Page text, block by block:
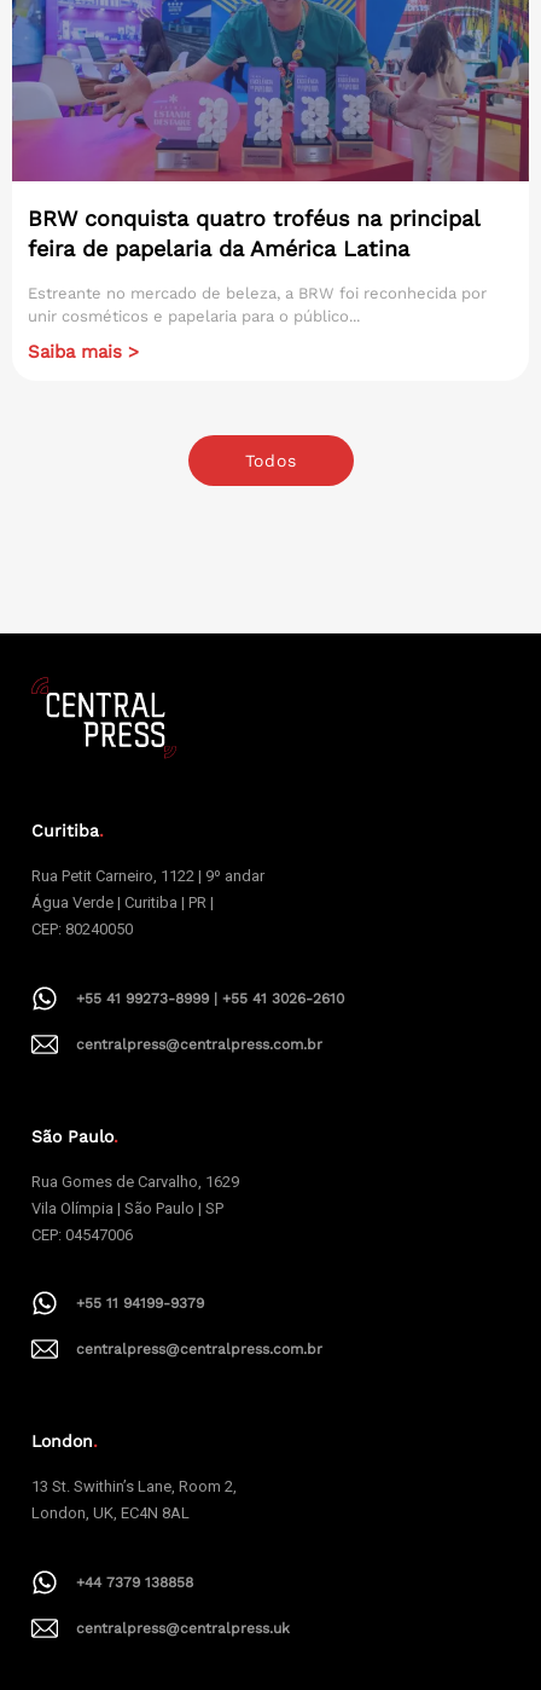
BRW conquista quatro troféus na principal
feira de papelaria da América Latina
Estreante no mercado de beleza, a BRW foi reconhecida por
unir cosméticos e papelaria para o público...
Saiba mais >
Todos
Curitiba.
Rua Petit Carneiro, 1122 | 9º andar
Água Verde | Curitiba | PR |
CEP: 80240050
+55 41 99273-8999 | +55 41 3026-2610
centralpress@centralpress.com.br
São Paulo.
Rua Gomes de Carvalho, 1629
Vila Olímpia | São Paulo | SP
CEP: 04547006
+55 11 94199-9379
centralpress@centralpress.com.br
London.
13 St. Swithin’s Lane, Room 2,
London, UK, EC4N 8AL
+44 7379 138858
centralpress@centralpress.uk